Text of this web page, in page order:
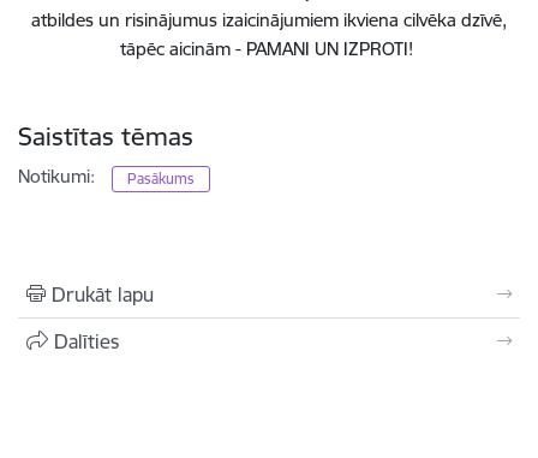
atbildes un risinājumus izaicinājumiem ikviena cilvēka dzīvē,
tāpēc aicinām - PAMANI UN IZPROTI!
Saistītas tēmas
Notikumi: Pasākums
Drukāt lapu
Dalīties